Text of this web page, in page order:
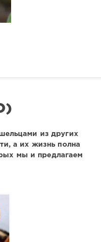
из других
а их жизнь полна
мы и предлагаем